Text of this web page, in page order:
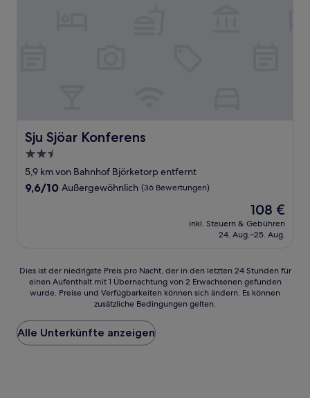
Sju Sjöar Konferens
Sju Sjöar Konferens
2.5-
Sterne-
Unterkunft
5,9 km von Bahnhof Björketorp entfernt
9.6
9,6/10 Außergewöhnlich (36 Bewertungen)
Der
Preis
beträgt
108 €
inkl. Steuern & Gebühren
24. Aug.–25. Aug.
Dies
der
Preis
pro
Nacht,
Dies ist der niedrigste Preis pro Nacht, der in den letzten 24 Stunden für
einen Aufenthalt mit 1 Übernachtung von 2 Erwachsenen gefunden
wurde. Preise und Verfügbarkeiten können sich ändern. Es können
zusätzliche Bedingungen gelten.
Alle Unterkünfte anzeigen